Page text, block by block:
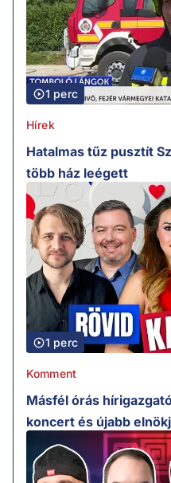
1 perc
Hírek
Hatalmas tűz pusztít
több ház leégett
1 perc
Komment
Másfél órás
koncert és újabb